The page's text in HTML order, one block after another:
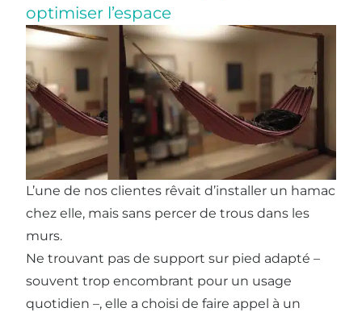
optimiser l’espace
L’une de nos clientes rêvait d’installer un hamac
chez elle, mais sans percer de trous dans les
murs.
Ne trouvant pas de support sur pied adapté –
souvent trop encombrant pour un usage
quotidien –, elle a choisi de faire appel à un